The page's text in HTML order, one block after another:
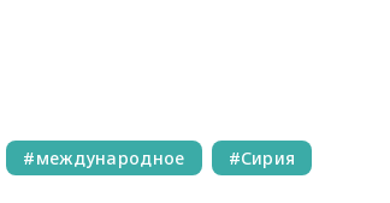
международное Сирия